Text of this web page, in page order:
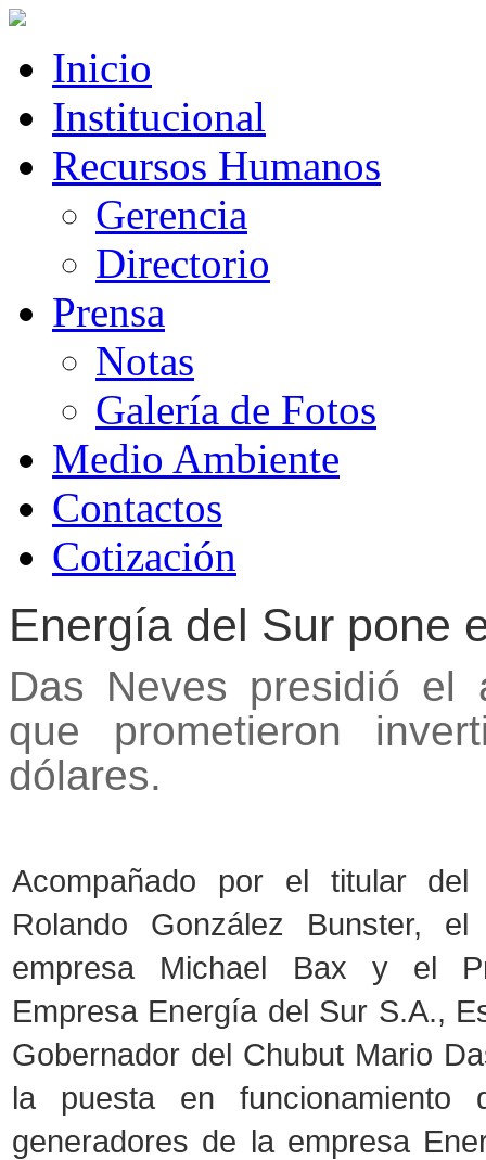
Inicio
Institucional
Recursos Humanos
Gerencia
Directorio
Prensa
Notas
Galería de Fotos
Medio Ambiente
Contactos
Cotización
Energía del Sur pone
Das Neves presidió el
que prometieron
dólares.
Acompañado por el titular del
Rolando González Bunster,
empresa Michael Bax y el
Empresa Energía del Sur S.A.,
Gobernador del Chubut Mario
la puesta en funcionamiento
generadores de la empresa